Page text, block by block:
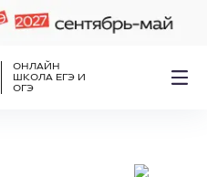
ОНЛАЙН
ШКОЛА ЕГЭ И
ОГЭ